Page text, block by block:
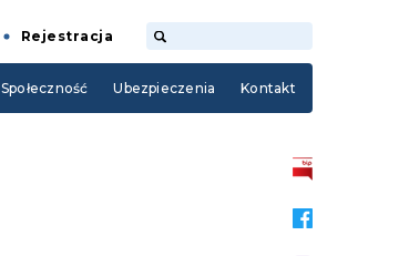
Rejestracja
Społeczność Ubezpieczenia Kontakt